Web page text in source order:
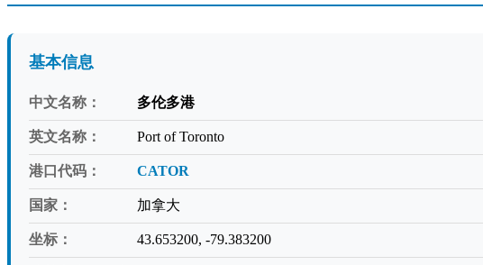
基本信息
中文名称： 多伦多港
英文名称： Port of Toronto
港口代码： CATOR
国家： 加拿大
坐标： 43.653200, -79.383200